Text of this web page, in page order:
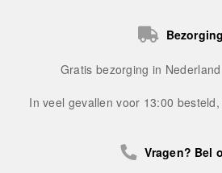
Bezorging
Gratis bezorging in
In veel gevallen voor 13:00
Vragen? Bel